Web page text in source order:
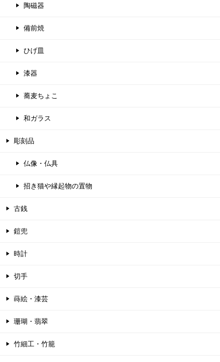
陶磁器
備前焼
ひげ皿
漆器
蕎麦ちょこ
和ガラス
彫刻品
仏像・仏具
招き猫や縁起物の置物
古銭
鎧兜
時計
切手
蒔絵・漆芸
珊瑚・翡翠
竹細工・竹籠